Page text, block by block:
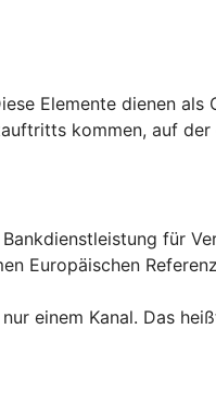
Elemente dienen als
kommen, auf
für
Europäischen
einem Kanal. Das